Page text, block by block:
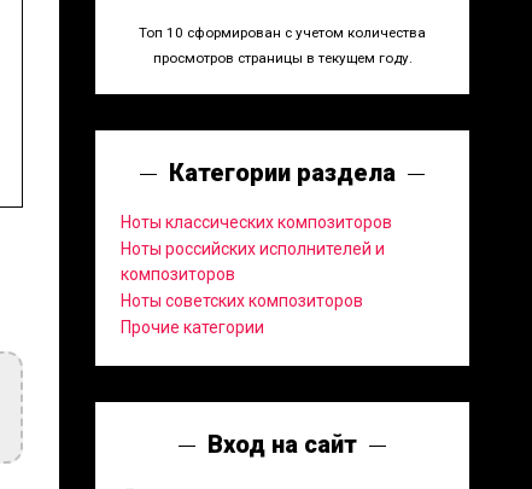
Топ 10 сформирован с учетом количества
просмотров страницы в текущем году.
Категории раздела
Ноты классических композиторов
Ноты российских исполнителей и
композиторов
Ноты советских композиторов
Прочие категории
Вход на сайт